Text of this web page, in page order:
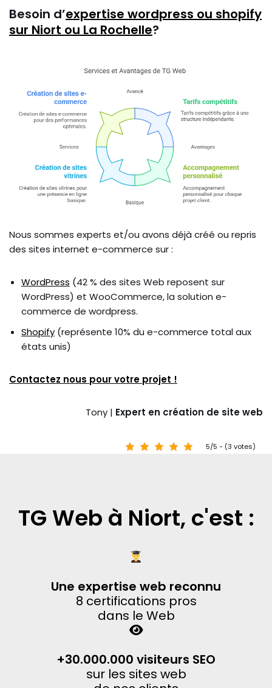
Besoin d’expertise wordpress ou shopify
sur Niort ou La Rochelle?
Nous sommes experts et/ou avons déjà créé ou repris
des sites internet e-commerce sur :
WordPress (42 % des sites Web reposent sur
WordPress) et WooCommerce, la solution e-
commerce de wordpress.
Shopify (représente 10% du e-commerce total aux
états unis)
Contactez nous pour votre projet !
Tony | Expert en création de site web
5/5 - (3 votes)
TG Web à Niort, c'est :
Une expertise web reconnu
8 certifications pros
dans le Web
+30.000.000 visiteurs SEO
sur les sites web